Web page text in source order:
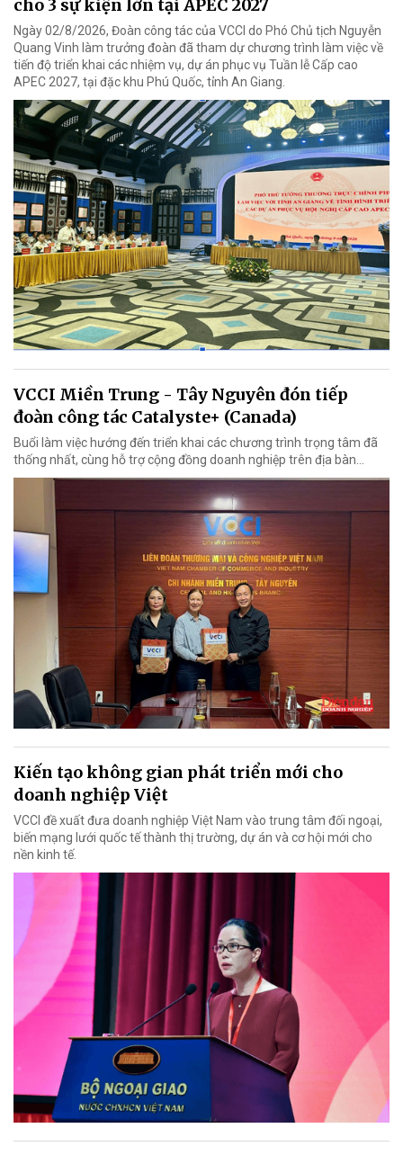
cho 3 sự kiện lớn tại APEC 2027
Ngày 02/8/2026, Đoàn công tác của VCCI do Phó Chủ tịch Nguyễn
Quang Vinh làm trưởng đoàn đã tham dự chương trình làm việc về
tiến độ triển khai các nhiệm vụ, dự án phục vụ Tuần lễ Cấp cao
APEC 2027, tại đặc khu Phú Quốc, tỉnh An Giang.
VCCI Miền Trung - Tây Nguyên đón tiếp
đoàn công tác Catalyste+ (Canada)
Buổi làm việc hướng đến triển khai các chương trình trọng tâm đã
thống nhất, cùng hỗ trợ cộng đồng doanh nghiệp trên địa bàn...
Kiến tạo không gian phát triển mới cho
doanh nghiệp Việt
VCCI đề xuất đưa doanh nghiệp Việt Nam vào trung tâm đối ngoại,
biến mạng lưới quốc tế thành thị trường, dự án và cơ hội mới cho
nền kinh tế.